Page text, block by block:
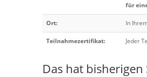
für
Ort: In
Teilnahmezertifikat: Jeder
Das hat